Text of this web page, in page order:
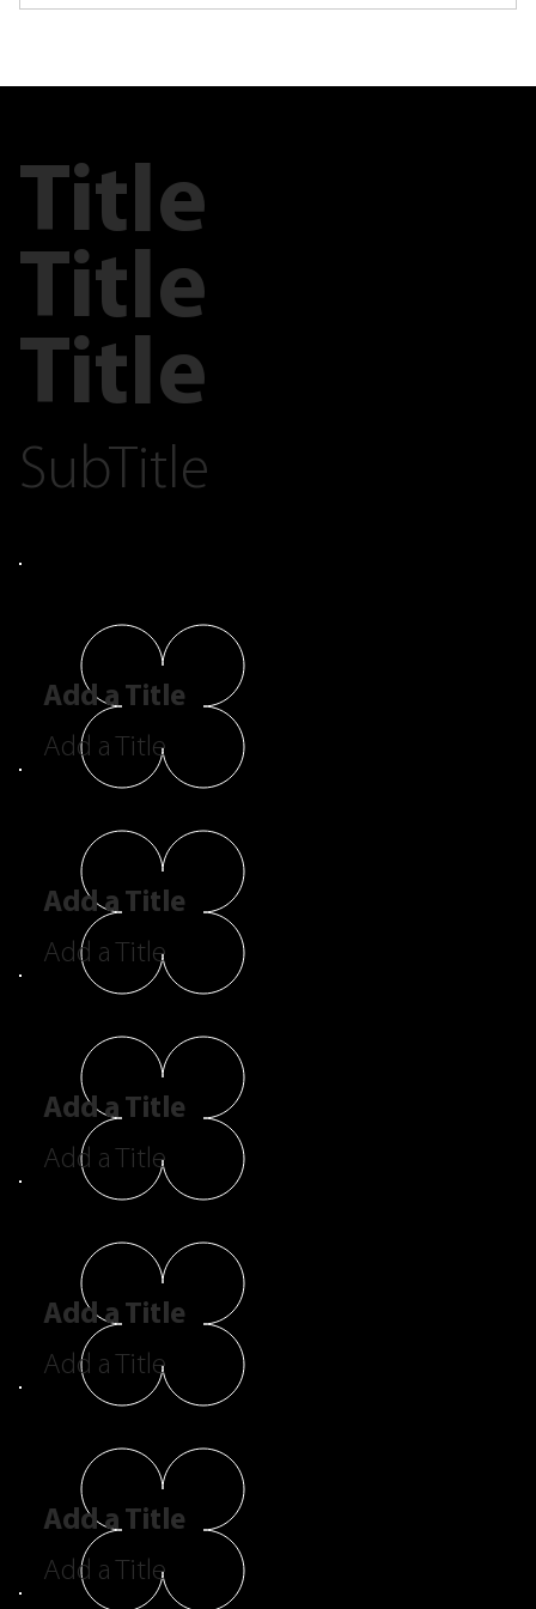
Title
Title
Title
SubTitle
Add a Title
Add a Title
Add a Title
Add a Title
Add a Title
Add a Title
Add a Title
Add a Title
Add a Title
Add a Title